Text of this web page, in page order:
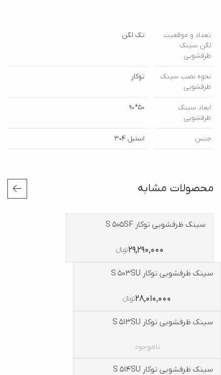
تعداد و موقعیت
لگن سینک
ظرفشویی
تک لگن
نحوه نصب سینک
ظرفشویی
توکار
ابعاد سینک
ظرفشویی
50*90
جنس استیل 304
محصولات مشابه
سینک ظرفشویی توکار S 505SF
29,290,000تومانءءء
سینک ظرفشویی توکار S 503SU
28,010,000تومانءءء
سینک ظرفشویی توکار S 513SU
ناموجود
سینک ظرفشویی توکار S 514SU